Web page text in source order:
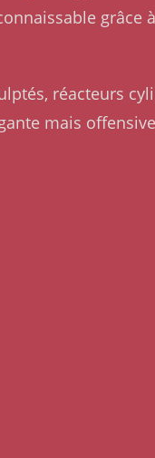
grâce
réacteurs
mais